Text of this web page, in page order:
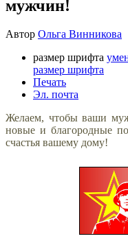
мужчин!
Автор Ольга Винникова
размер шрифта
размер шрифта
Печать
Эл. почта
Желаем, чтобы ваши
новые и благородные
счастья вашему дому!